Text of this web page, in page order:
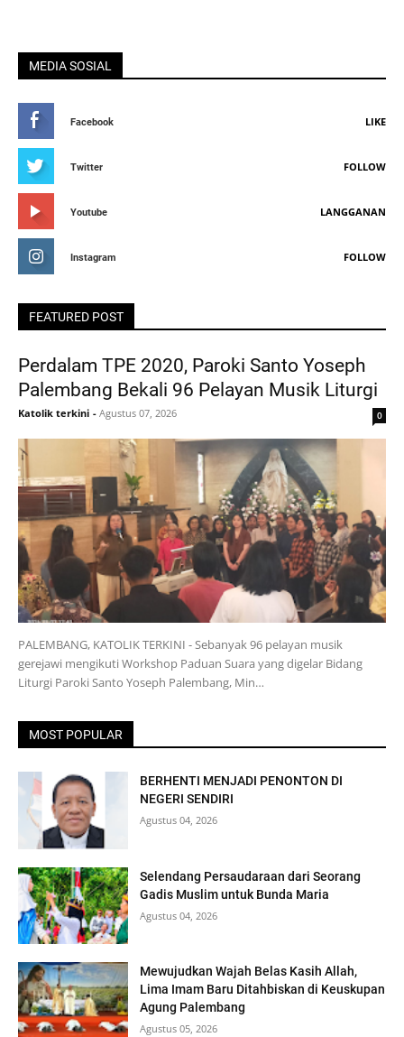
MEDIA SOSIAL
Facebook LIKE
Twitter FOLLOW
Youtube LANGGANAN
Instagram FOLLOW
FEATURED POST
Perdalam TPE 2020, Paroki Santo Yoseph
Palembang Bekali 96 Pelayan Musik Liturgi
Katolik terkini - Agustus 07, 2026 0
PALEMBANG, KATOLIK TERKINI - Sebanyak 96 pelayan musik
gerejawi mengikuti Workshop Paduan Suara yang digelar Bidang
Liturgi Paroki Santo Yoseph Palembang, Min…
MOST POPULAR
BERHENTI MENJADI PENONTON DI
NEGERI SENDIRI
Agustus 04, 2026
Selendang Persaudaraan dari Seorang
Gadis Muslim untuk Bunda Maria
Agustus 04, 2026
Mewujudkan Wajah Belas Kasih Allah,
Lima Imam Baru Ditahbiskan di Keuskupan
Agung Palembang
Agustus 05, 2026